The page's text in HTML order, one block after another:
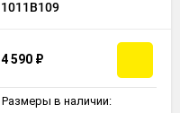
1011B109
4 590 ₽
Размеры в наличии: